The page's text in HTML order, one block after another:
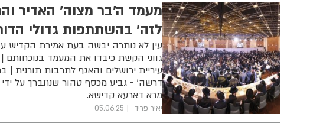
לזה' בהשתתפות גדולי
גווני הקשת כיבדו את המעמד
עיריית ירושלים והאגף לתרבות תורנית
דרשה' - גביע מכסף טהור שנתברך על
מרא דארעא קדישא.
יאיר פריד 05.06.25